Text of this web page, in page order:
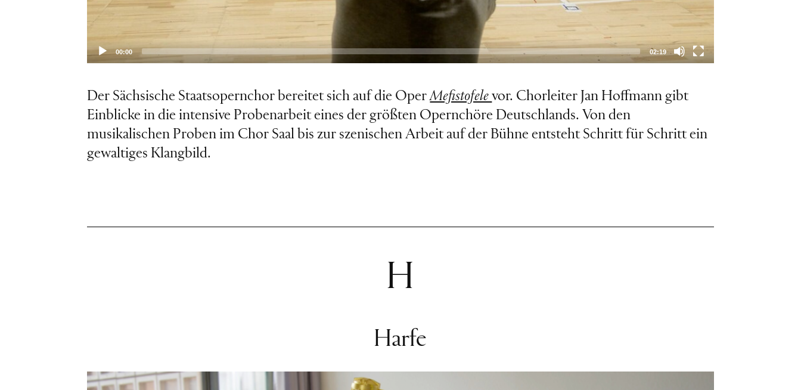
00:00 02:19
Der Sächsische Staatsopernchor bereitet sich auf die OperMefistofelevor. Chorleiter Jan Hoffmann gibt
Einblicke in die intensive Probenarbeit eines der größten Opernchöre Deutschlands. Von den
musikalischen Proben im Chor Saal bis zur szenischen Arbeit auf der Bühne entsteht Schritt für Schritt ein
gewaltiges Klangbild.
H
Harfe
Video-